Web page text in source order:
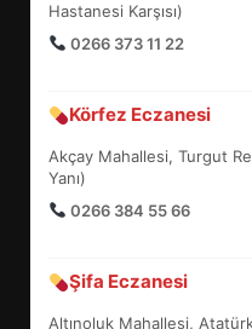
Hastanesi Karşısı)
0266 373 11 22
Körfez Eczanesi
Akçay Mahallesi, Turgut
Yanı)
0266 384 55 66
Şifa Eczanesi
Altınoluk Mahallesi,
5
6
7
YENİ